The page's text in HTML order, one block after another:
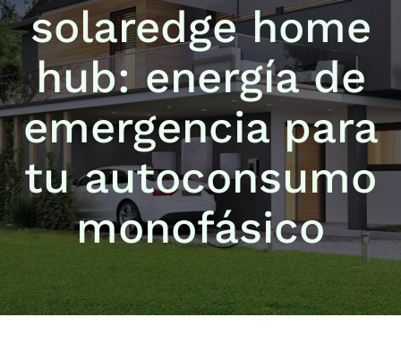
solaredge home
hub: energía de
emergencia para
tu autoconsumo
monofásico